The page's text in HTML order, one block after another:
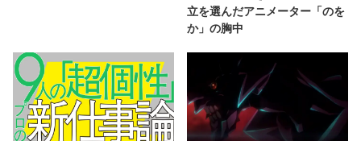
立を選んだアニメーター「のを
か」の胸中